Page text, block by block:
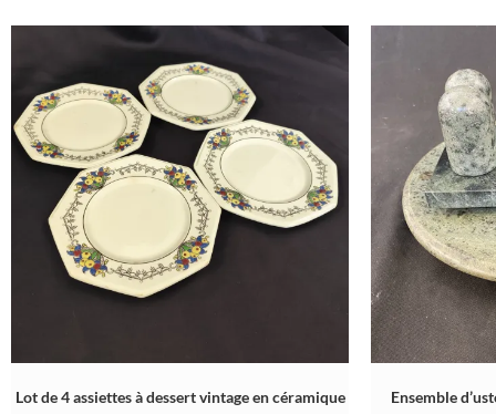
Lot de 4 assiettes à dessert vintage en céramique
Ensemble